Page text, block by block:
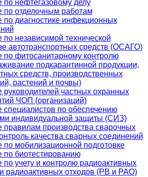
по нефтегазовому делу
по отделочным работам
по диагностике инфекционных
по независимой технической
автотранспортных средств (ОСАГО)
по фитосанитарному контролю
подкарантинной продукции,
средств, производственных
растений и почвы)
руководителей частных охранных
ЧОП (организаций)
специалистов по обеспечению
индивидуальной защиты (СИЗ)
правилам производства сварочных
качества сварных соединений
по мобилизационной подготовке
по биотестированию
по учету и контролю радиоактивных
радиоактивных отходов (РВ и РАО)